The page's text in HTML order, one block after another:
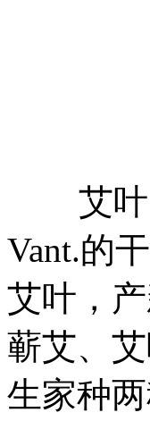
艾叶，
Vant.的
艾叶，
蕲艾、
生家种